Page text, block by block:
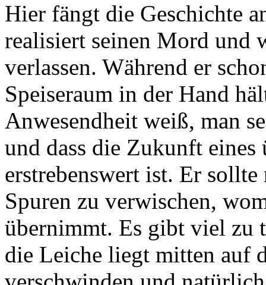
Hier fängt die Geschichte
realisiert seinen Mord und
verlassen. Während er
Speiseraum in der Hand
Anwesendheit weiß, man
und dass die Zukunft
erstrebenswert ist. Er
Spuren zu verwischen,
übernimmt. Es gibt viel zu
die Leiche liegt mitten auf